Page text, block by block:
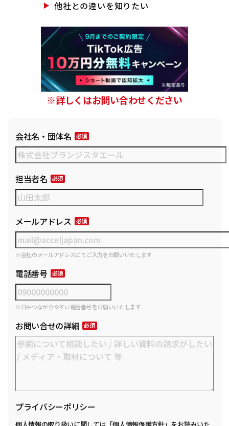
他社との違いを知りたい
※詳しくはお問い合わせください
会社名・団体名
担当者名
メールアドレス
※会社のメールアドレスにてご入力をお願いいたします
電話番号
※日中つながりやすい電話番号をお願いいたします
お問い合せの詳細
プライバシーポリシー